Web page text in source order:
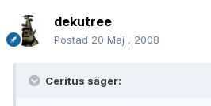
dekutree
Postad 20 Maj , 2008
Ceritus säger: